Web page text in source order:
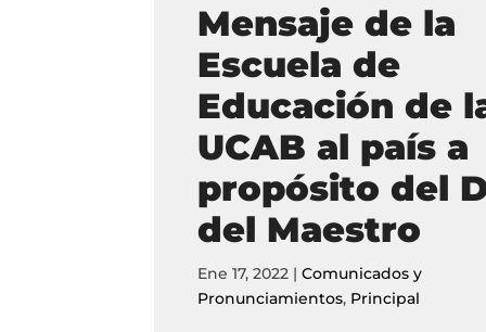
Mensaje de la
Escuela de
Educación de
UCAB al país a
propósito del
del Maestro
Ene 17, 2022 |Comunicados y
Pronunciamientos, Principal